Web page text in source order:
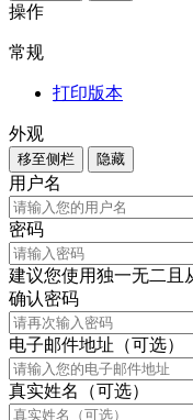
操作
常规
打印版本
外观
移至侧栏 隐藏
用户名
密码
建议您使用独一无二且
确认密码
电子邮件地址（可选）
真实姓名（可选）